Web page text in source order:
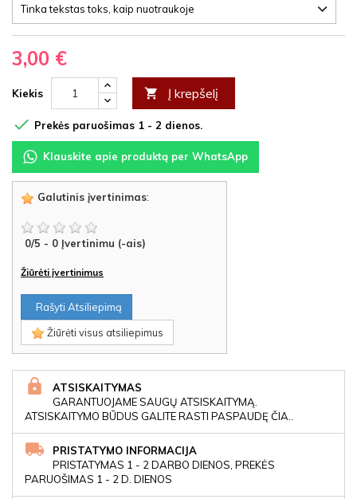
3,00 €
Kiekis  Į krepšelį
 Prekės paruošimas 1 - 2 dienos.
Klauskite apie produktą per WhatsApp
Galutinis įvertinimas:
0/5 - 0 Įvertinimu (-ais)
Žiūrėti įvertinimus
Rašyti Atsiliepimą
Žiūrėti visus atsiliepimus
ATSISKAITYMAS
GARANTUOJAME SAUGŲ ATSISKAITYMĄ.
ATSISKAITYMO BŪDUS GALITE RASTI PASPAUDĘ ČIA..
PRISTATYMO INFORMACIJA
PRISTATYMAS 1 - 2 DARBO DIENOS, PREKĖS
PARUOŠIMAS 1 - 2 D. DIENOS